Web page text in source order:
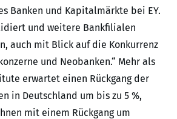
Banken und Kapitalmärkte bei EY.
und weitere Bankfilialen
auch mit Blick auf die Konkurrenz
und Neobanken.“ Mehr als
erwartet einen Rückgang der
in Deutschland um bis zu 5 %,
mit einem Rückgang um